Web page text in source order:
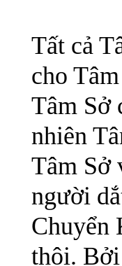
Tất cả
cho
Tâm Sở
nhiên
Tâm Sở
người
Chuyển
thôi.